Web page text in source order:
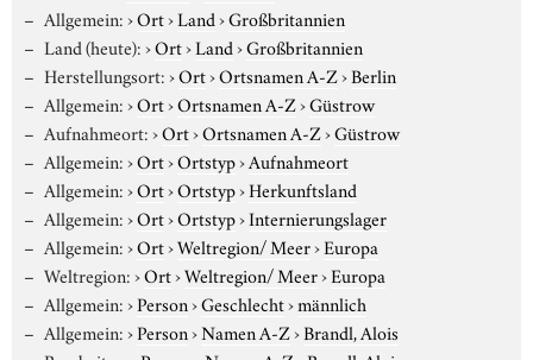
Allgemein:›Ort›Land›Großbritannien
Land (heute):›Ort›Land›Großbritannien
Herstellungsort:›Ort›Ortsnamen A-Z›Berlin
Allgemein:›Ort›Ortsnamen A-Z›Güstrow
Aufnahmeort:›Ort›Ortsnamen A-Z›Güstrow
Allgemein:›Ort›Ortstyp›Aufnahmeort
Allgemein:›Ort›Ortstyp›Herkunftsland
Allgemein:›Ort›Ortstyp›Internierungslager
Allgemein:›Ort›Weltregion/ Meer›Europa
Weltregion:›Ort›Weltregion/ Meer›Europa
Allgemein:›Person›Geschlecht›männlich
Allgemein:›Person›Namen A-Z›Brandl, Alois